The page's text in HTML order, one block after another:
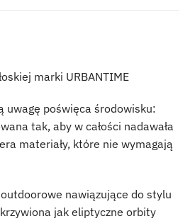
marki URBANTIME
uwagę poświęca środowisku:
tak, aby w całości nadawała
materiały, które nie wymagają
nawiązujące do stylu
jak eliptyczne orbity